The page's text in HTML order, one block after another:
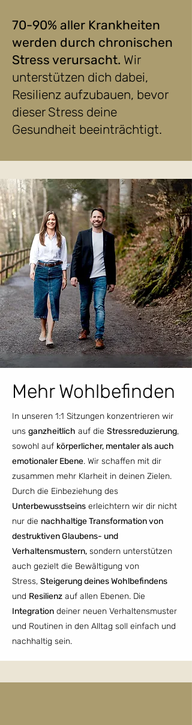
70-90% aller Krankheiten
werden durch chronischen
Stress verursacht. Wir
unterstützen dich dabei,
Resilienz aufzubauen, bevor
dieser Stress deine
Gesundheit beeinträchtigt.
Mehr Wohlbefinden
In unseren 1:1 Sitzungen konzentrieren wir
uns ganzheitlich auf die Stressreduzierung,
sowohl auf körperlicher, mentaler als auch
emotionaler Ebene. Wir schaffen mit dir
zusammen mehr Klarheit in deinen Zielen.
Durch die Einbeziehung des
Unterbewusstseins erleichtern wir dir nicht
nur die nachhaltige Transformation von
destruktiven Glaubens- und
Verhaltensmustern, sondern unterstützen
auch gezielt die Bewältigung von
Stress, Steigerung deines Wohlbefindens
und Resilienz auf allen Ebenen. Die
Integration deiner neuen Verhaltensmuster
und Routinen in den Alltag soll einfach und
nachhaltig sein.